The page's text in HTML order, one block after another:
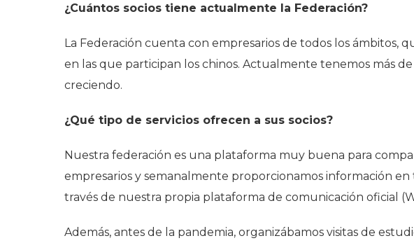
¿Cuántos socios tiene actualmente la Federación?
La Federación cuenta con empresarios de todos los ámbitos,
en las que participan los chinos. Actualmente tenemos más
creciendo.
¿Qué tipo de servicios ofrecen a sus socios?
Nuestra federación es una plataforma muy buena para
empresarios y semanalmente proporcionamos información
través de nuestra propia plataforma de comunicación oficial
Además, antes de la pandemia, organizábamos visitas de